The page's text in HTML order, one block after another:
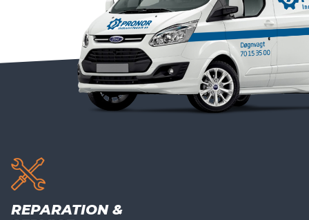
REPARATION &